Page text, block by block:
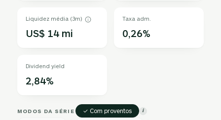
Liquidez média (3m)
US$ 14 mi
Taxa adm.
0,26%
Dividend yield
2,84%
MODOS DA SÉRIE ✓ Com proventos i